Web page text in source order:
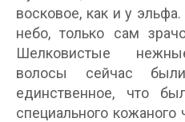
восковое, как и у
небо, только сам
Шелковистые
волосы сейчас
единственное, что
специального